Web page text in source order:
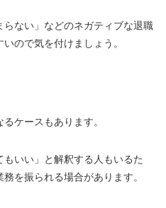
ない」などのネガティブな退職
ので気を付けましょう。
ケースもあります。
もいい」と解釈する人もいるた
を振られる場合があります。